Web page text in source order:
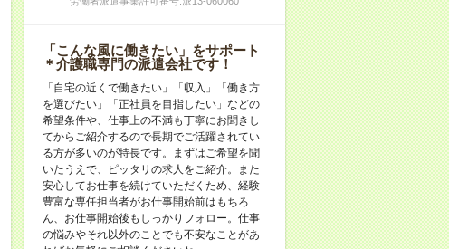
「こんな風に働きたい」をサポート
＊介護職専門の派遣会社です！
「自宅の近くで働きたい」「収入」「働き方
を選びたい」「正社員を目指したい」などの
希望条件や、仕事上の不満も丁寧にお聞きし
てからご紹介するので長期でご活躍されてい
る方が多いのが特長です。まずはご希望を聞
いたうえで、ピッタリの求人をご紹介。また
安心してお仕事を続けていただくため、経験
豊富な専任担当者がお仕事開始前はもちろ
ん、お仕事開始後もしっかりフォロー。仕事
の悩みやそれ以外のことでも不安なことがあ